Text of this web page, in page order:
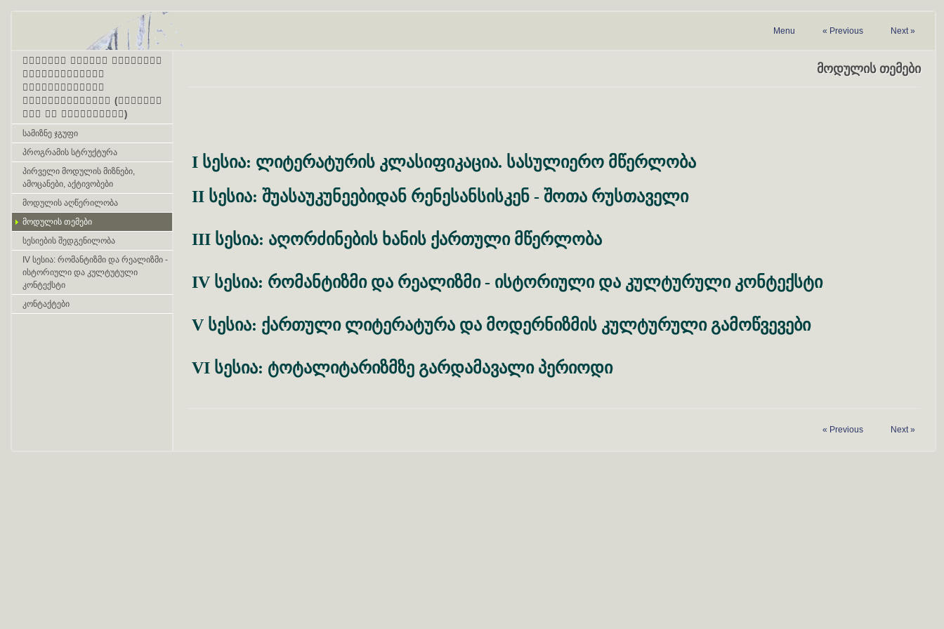
პირველი ონლაინ პროგრამა
მასწავლებელთა
კვალიფიკაციის
ამაღლებისათვის (ქართული
ენა და ლიტერატურა)
სამიზნე ჯგუფი
პროგრამის სტრუქტურა
პირველი მოდულის მიზნები,
ამოცანები, აქტივობები
მოდულის აღწერილობა
მოდულის თემები
სესიების შედგენილობა
IV სესია: რომანტიზმი და რეალიზმი -
ისტორიული და კულტუტული
კონტექსტი
კონტაქტები
Menu « Previous Next»
მოდულის თემები
I სესია: ლიტერატურის კლასიფიკაცია. სასულიერო მწერლობა
II სესია: შუასაუკუნეებიდან რენესანსისკენ - შოთა რუსთაველი
III სესია: აღორძინების ხანის ქართული მწერლობა
IV სესია: რომანტიზმი და რეალიზმი- ისტორიული და კულტურული კონტექსტი
V სესია: ქართული ლიტერატურა და მოდერნიზმის კულტურული გამოწვევები
VI სესია: ტოტალიტარიზმზე გარდამავალი პერიოდი
« Previous Next »